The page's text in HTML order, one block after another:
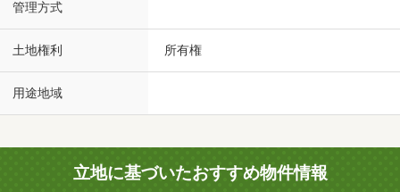
管理方式
土地権利 所有権
用途地域
立地に基づいたおすすめ物件情報